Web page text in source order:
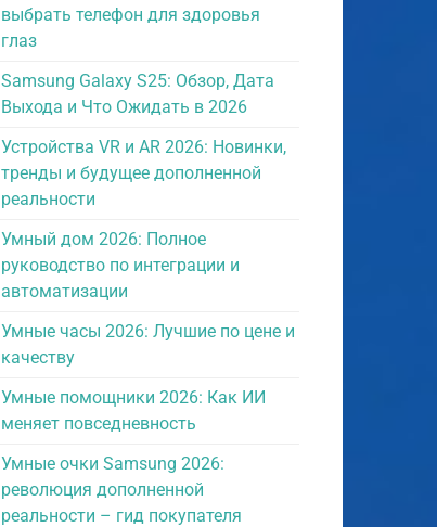
выбрать телефон для здоровья
глаз
Samsung Galaxy S25: Обзор, Дата
Выхода и Что Ожидать в 2026
Устройства VR и AR 2026: Новинки,
тренды и будущее дополненной
реальности
Умный дом 2026: Полное
руководство по интеграции и
автоматизации
Умные часы 2026: Лучшие по цене и
качеству
Умные помощники 2026: Как ИИ
меняет повседневность
Умные очки Samsung 2026:
революция дополненной
реальности – гид покупателя